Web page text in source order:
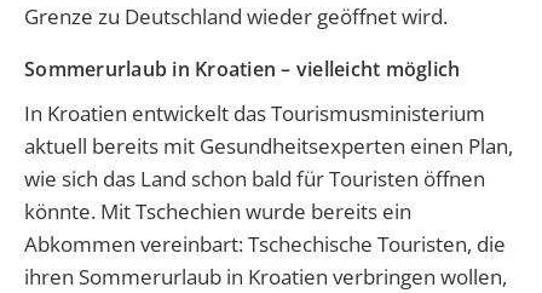
Grenze zu Deutschland wieder geöffnet wird.
Sommerurlaub in Kroatien – vielleicht möglich
In Kroatien entwickelt das Tourismusministerium
aktuell bereits mit Gesundheitsexperten einen Plan,
wie sich das Land schon bald für Touristen öffnen
könnte. Mit Tschechien wurde bereits ein
Abkommen vereinbart: Tschechische Touristen, die
ihren Sommerurlaub in Kroatien verbringen wollen,